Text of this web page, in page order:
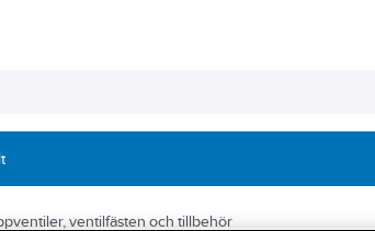
ventilfästen och tillbehör